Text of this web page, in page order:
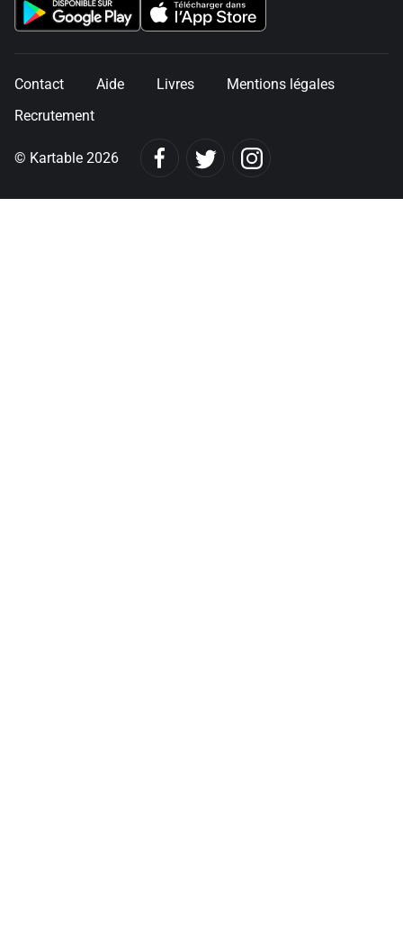
Contact Aide Livres
Mentions légales
Recrutement
© Kartable 2026